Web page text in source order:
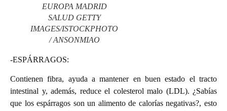
EUROPA MADRID
SALUD GETTY
IMAGES/ISTOCKPHOTO
/ ANSONMIAO
-ESPÁRRAGOS:
Contienen fibra, ayuda a mantener en buen estado el tracto
intestinal y, además, reduce el colesterol malo (LDL). ¿Sabías
que los espárragos son un alimento de calorías negativas?, esto